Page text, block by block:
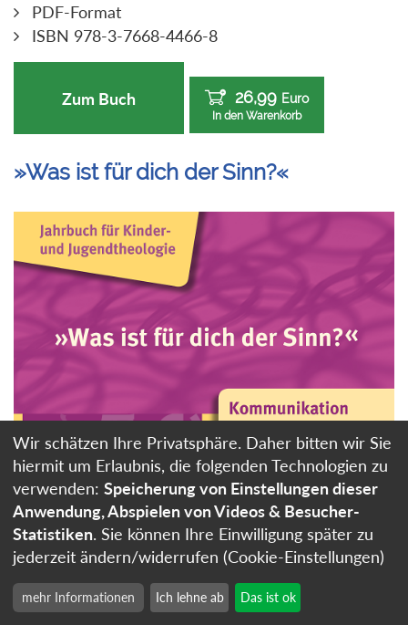
PDF-Format
ISBN 978-3-7668-4466-8
Zum Buch 26,99 Euro
In den Warenkorb
»Was ist für dich der Sinn?«
Wir schätzen Ihre Privatsphäre. Daher bitten wir Sie
hiermit um Erlaubnis, die folgenden Technologien zu
verwenden: Speicherung von Einstellungen dieser
Anwendung, Abspielen von Videos & Besucher-
Statistiken. Sie können Ihre Einwilligung später zu
jederzeit ändern/widerrufen (Cookie-Einstellungen)
mehr Informationen Ich lehne ab Das ist ok